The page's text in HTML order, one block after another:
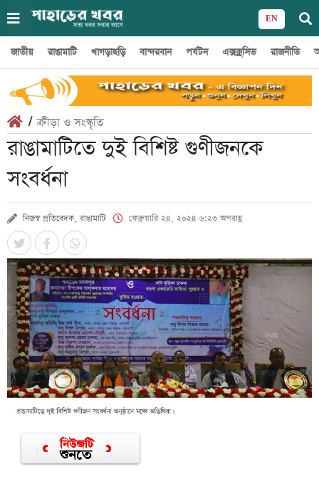
EN
জাতীয় রাঙামাটি খাগড়াছড়ি বান্দরবান পর্যটন এক্সক্লুসিভ রাজনীতি
/ক্রীড়া ও সংস্কৃতি
রাঙামাটিতে দুই বিশিষ্ট গুণীজনকে
সংবর্ধনা
নিজস্ব প্রতিবেদক, রাঙামাটি ফেব্রুয়ারি ২৪, ২০২৪ ৬:২৩ অপরাহ্ণ